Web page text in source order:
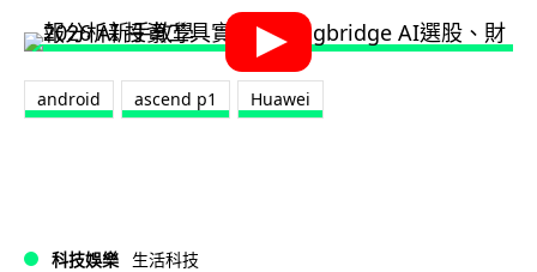
android ascend p1 Huawei
科技娛樂 生活科技